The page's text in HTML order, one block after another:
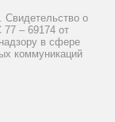
о
– 69174 от
в сфере
коммуникаций